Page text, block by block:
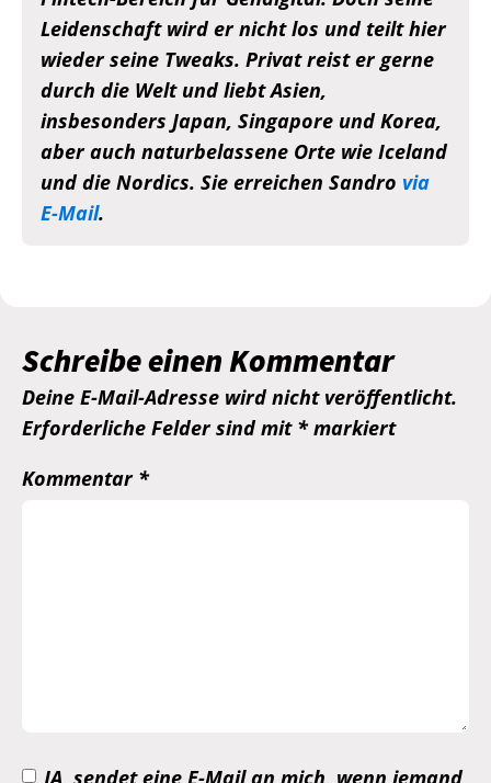
Leidenschaft wird er nicht los und teilt hier
wieder seine Tweaks. Privat reist er gerne
durch die Welt und liebt Asien,
insbesonders Japan, Singapore und Korea,
aber auch naturbelassene Orte wie Iceland
und die Nordics. Sie erreichen Sandro via
E-Mail.
Schreibe einen Kommentar
Deine E-Mail-Adresse wird nicht veröffentlicht.
Erforderliche Felder sind mit *markiert
Kommentar *